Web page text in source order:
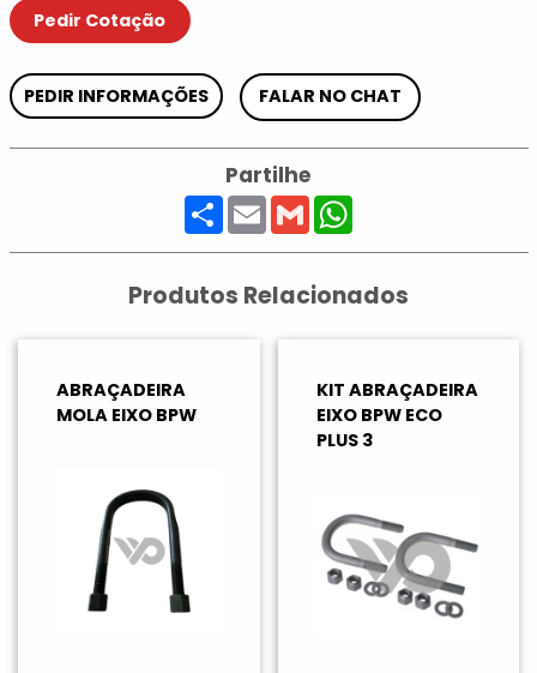
Pedir Cotação
PEDIR INFORMAÇÕES FALAR NO CHAT
Partilhe
ShareEmailGmail
Produtos Relacionados
ABRAÇADEIRA
MOLA EIXO BPW
KIT ABRAÇADEIRA
EIXO BPW ECO
PLUS 3